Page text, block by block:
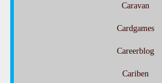
Caravan
Cardgames
Careerblog
Cariben